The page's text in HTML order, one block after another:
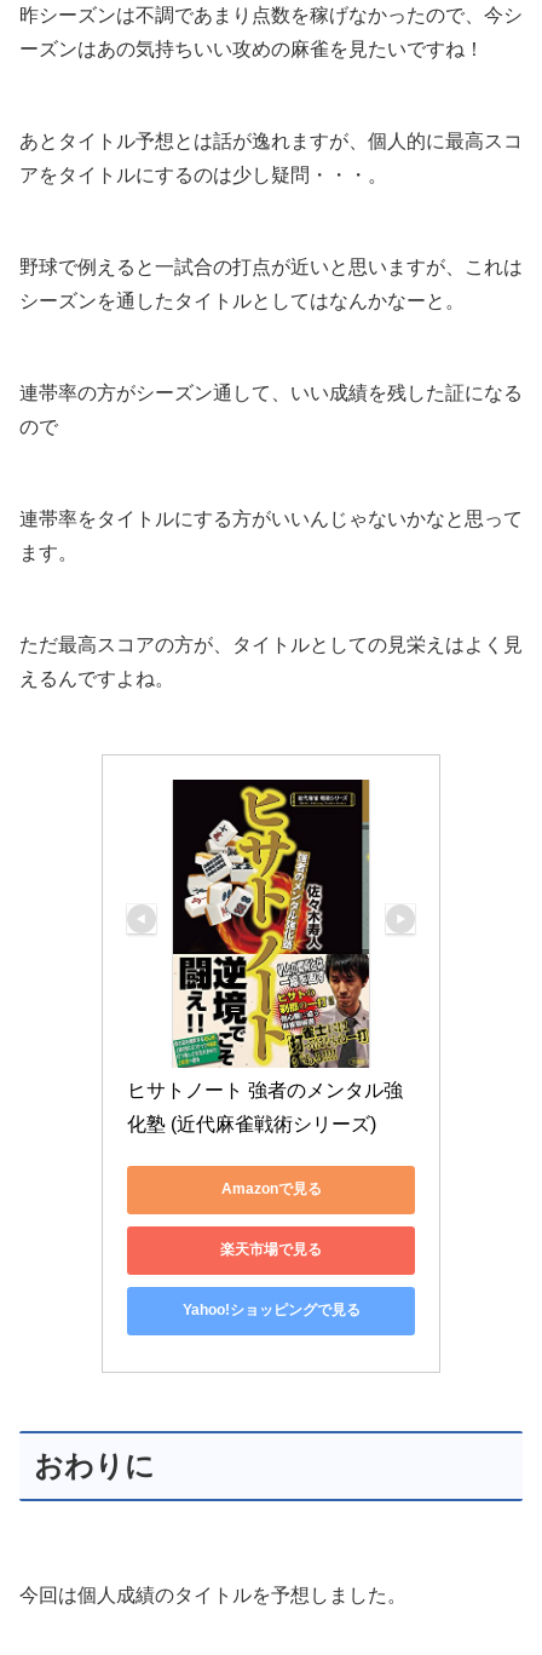
昨シーズンは不調であまり点数を稼げなかったので、今シ
ーズンはあの気持ちいい攻めの麻雀を見たいですね！
あとタイトル予想とは話が逸れますが、個人的に最高スコ
アをタイトルにするのは少し疑問・・・。
野球で例えると一試合の打点が近いと思いますが、これは
シーズンを通したタイトルとしてはなんかなーと。
連帯率の方がシーズン通して、いい成績を残した証になる
ので
連帯率をタイトルにする方がいいんじゃないかなと思って
ます。
ただ最高スコアの方が、タイトルとしての見栄えはよく見
えるんですよね。
ヒサトノート 強者のメンタル強
化塾 (近代麻雀戦術シリーズ)
Amazonで見る
楽天市場で見る
Yahoo!ショッピングで見る
おわりに
今回は個人成績のタイトルを予想しました。